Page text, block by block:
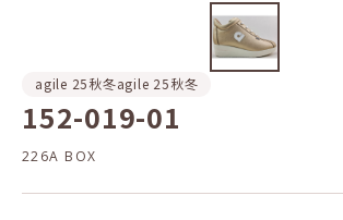
agile 25秋冬agile 25秋冬
152-019-01
226A BOX